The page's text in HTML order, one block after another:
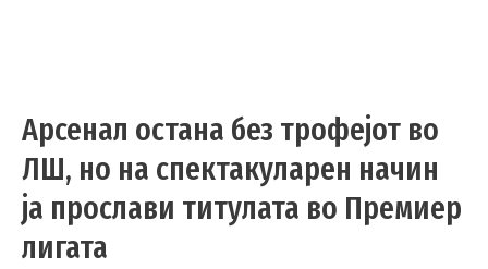
Арсенал остана без трофејот во
ЛШ, но на спектакуларен начин
ја прослави титулата во Премиер
лигата